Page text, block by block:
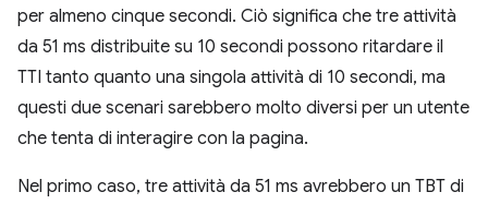
per almeno cinque secondi. Ciò significa che tre attività
da 51 ms distribuite su 10 secondi possono ritardare il
TTI tanto quanto una singola attività di 10 secondi, ma
questi due scenari sarebbero molto diversi per un utente
che tenta di interagire con la pagina.
Nel primo caso, tre attività da 51 ms avrebbero un TBT di